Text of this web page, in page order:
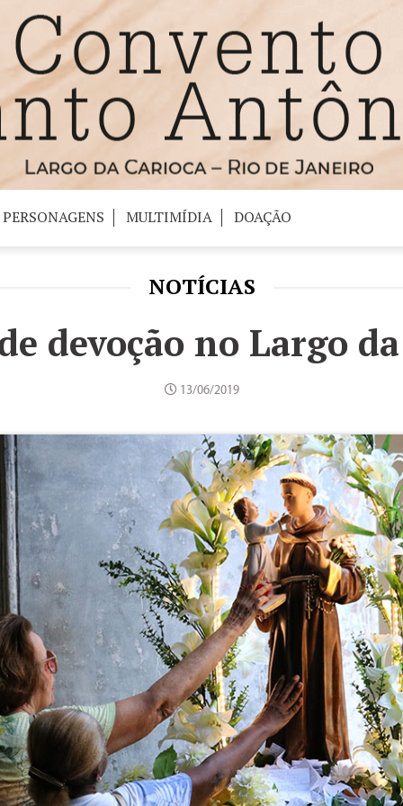
PERSONAGENS MULTIMÍDIA DOAÇÃO
NOTÍCIAS
devoção no Largo
13/06/2019